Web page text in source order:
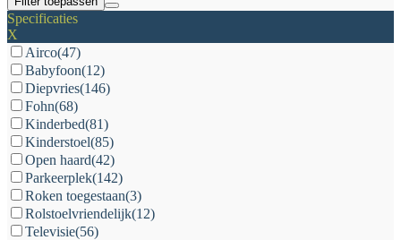
Specificaties
X
Airco(47)
Babyfoon(12)
Diepvries(146)
Fohn(68)
Kinderbed(81)
Kinderstoel(85)
Open haard(42)
Parkeerplek(142)
Roken toegestaan(3)
Rolstoelvriendelijk(12)
Televisie(56)